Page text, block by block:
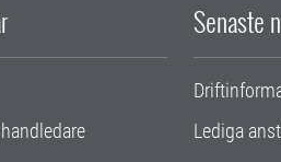
Senaste
Lediga